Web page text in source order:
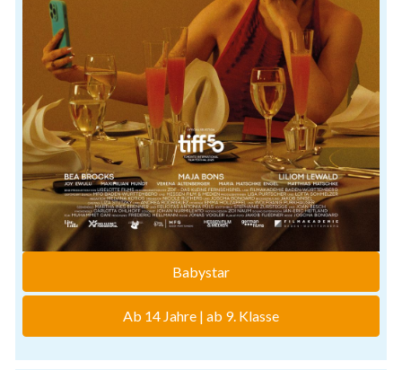
Babystar
Ab 14 Jahre | ab 9. Klasse